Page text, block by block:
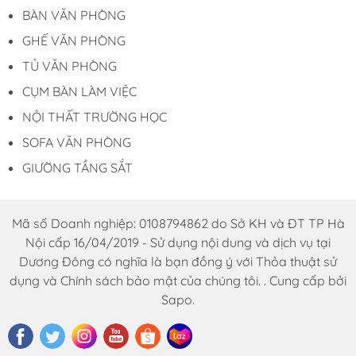
Email : dautuduongdong@gmail.com
BÀN VĂN PHÒNG
GHẾ VĂN PHÒNG
TỦ VĂN PHÒNG
CỤM BÀN LÀM VIỆC
NỘI THẤT TRƯỜNG HỌC
SOFA VĂN PHÒNG
GIƯỜNG TẦNG SẮT
Mã số Doanh nghiệp: 0108794862 do Sở KH và ĐT TP Hà
Nội cấp 16/04/2019 - Sử dụng nội dung và dịch vụ tại
Dương Đông có nghĩa là bạn đồng ý với Thỏa thuật sử
dụng và Chính sách bảo mật của chúng tôi. . Cung cấp bởi
Sapo.